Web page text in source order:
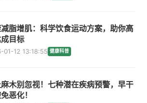
脂增肌：科学饮食运动方案，助你高
目标
01-12 13:18:55 健康科普
木别忽视！七种潜在疾病预警，早干
恶化！